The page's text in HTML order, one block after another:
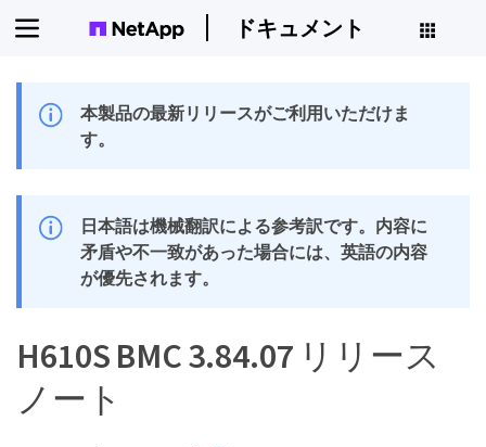
ドキュメント
本製品の最新リリースがご利用いただけま
す。
日本語は機械翻訳による参考訳です。内容に
矛盾や不一致があった場合には、英語の内容
が優先されます。
H610S BMC 3.84.07 リリース
ノート